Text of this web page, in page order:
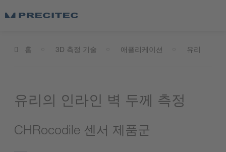
홈 3D 측정 기술 애플리케이션 유리
유리의 인라인 벽 두께 측정
CHRocodile 센서 제품군